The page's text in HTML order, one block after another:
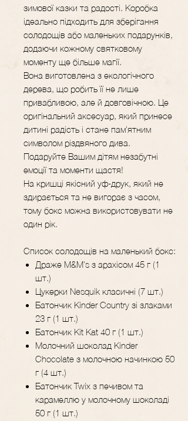
зимової казки та радості. Коробка
ідеально підходить для зберігання
солодощів або маленьких подарунків,
додаючи кожному святковому
моменту ще більше магії.
Вона виготовлена з екологічного
дерева, що робить її не лише
привабливою, але й довговічною. Це
оригінальний аксесуар, який принесе
дитині радість і стане пам'ятним
символом різдвяного дива.
Подаруйте Вашим дітям незабутні
емоції та моменти щастя!​​​​​​​​​​​​​​
​​​​​​​На кришці якісний уф-друк, який не
здирається та не вигорає з часом,
тому бокс можна використовувати не
один рік.
Список солодощів на маленький бокс:
Драже M&M's з арахісом 45 г (1
шт.)
Цукерки Nesquik класичні (7 шт.)
Батончик Kinder Country зі злаками
23 г (1 шт.)
Батончик Kit Kat 40 г (1 шт.)
Молочний шоколад Kinder
Chocolate з молочною начинкою 50
г (4 шт.)
Батончик Twix з печивом та
карамеллю у молочному шоколаді
50 г (1 шт.)